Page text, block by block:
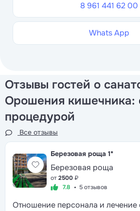
8 961 441 62 00
Whats App
Отзывы гостей о
Орошения кишечника:
процедурой
Все отзывы
Березовая роща 1*
Березовая роща
от2500₽
7.8
5 отзывов
Отношение персонала и